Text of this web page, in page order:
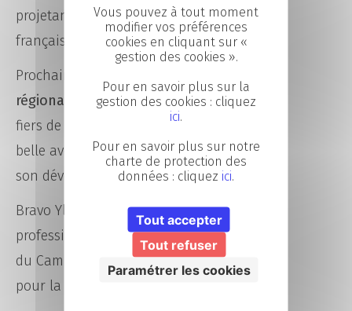
projetant les clients dans une ville
française en 2035.
Prochaine étape :
régionale en juin. Nous sommes
fiers de l’accompagner dans cette
belle aventure et de contribuer à
son développement professionnel.
Bravo Ylang pour ta créativité et ton
professionnalisme. Toute l’équipe
du Campus CCI Mayenne te soutient
pour la suite et l’épreuve régionale !
Vous pouvez à tout moment
modifier vos préférences
cookies en cliquant sur «
gestion des cookies ».
Pour en savoir plus sur la
gestion des cookies : cliquez
ici.
Pour en savoir plus sur notre
charte de protection des
données : cliquez ici.
Tout accepter
Tout refuser
Paramétrer les cookies